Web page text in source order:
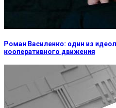
Роман Василенко: один из
кооперативного движения